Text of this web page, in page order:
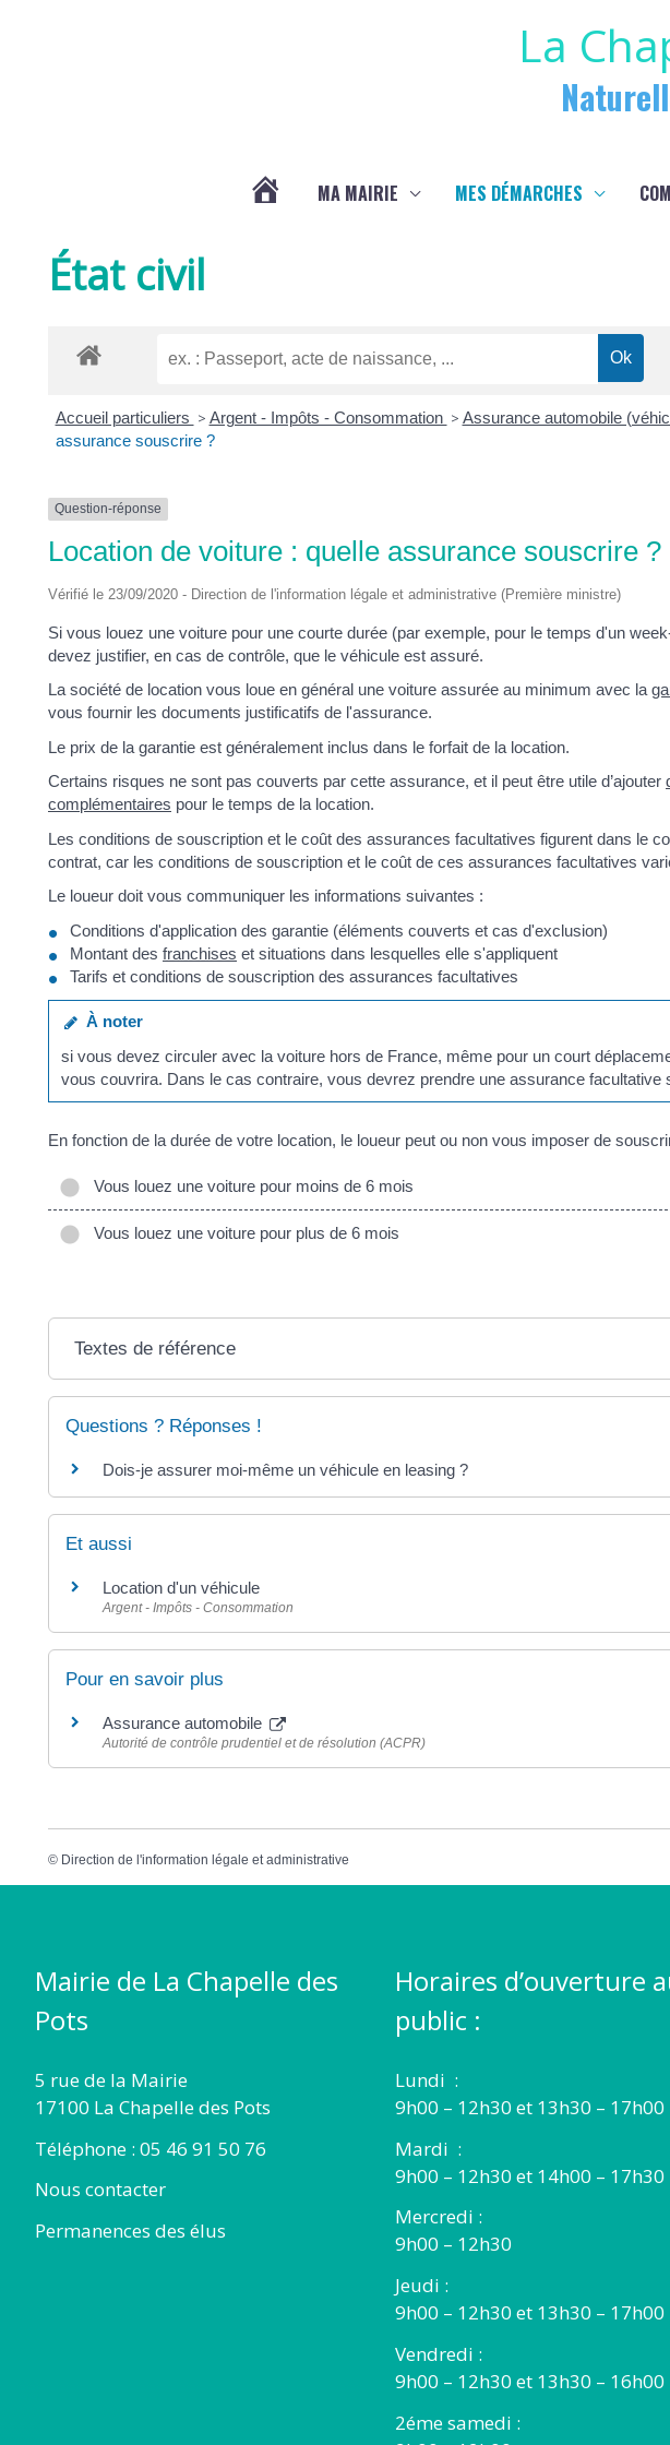
La
LA
MA MAIRIE MES DÉMARCHES
État civil
Accueil particuliers > Argent - Impôts - Consommation > Assurance automobile
assurance souscrire ?
Question-réponse
Location de voiture : quelle assurance souscrire ?
Vérifié le 23/09/2020 - Direction de l'information légale et administrative (Première ministre)
Si vous louez une voiture pour une courte durée (par exemple, pour le temps d'un
devez justifier, en cas de contrôle, que le véhicule est assuré.
La société de location vous loue en général une voiture assurée au minimum avec la
vous fournir les documents justificatifs de l'assurance.
Le prix de la garantie est généralement inclus dans le forfait de la location.
Certains risques ne sont pas couverts par cette assurance, et il peut être utile d’ajouter
complémentaires pour le temps de la location.
Les conditions de souscription et le coût des assurances facultatives figurent dans le
contrat, car les conditions de souscription et le coût de ces assurances facultatives
Le loueur doit vous communiquer les informations suivantes :
Conditions d'application des garantie (éléments couverts et cas d'exclusion)
Montant des franchises et situations dans lesquelles elle s'appliquent
Tarifs et conditions de souscription des assurances facultatives
À noter
si vous devez circuler avec la voiture hors de France, même pour un court
vous couvrira. Dans le cas contraire, vous devrez prendre une assurance facultative
En fonction de la durée de votre location, le loueur peut ou non vous imposer de
Vous louez une voiture pour moins de 6 mois
Vous louez une voiture pour plus de 6 mois
Textes de référence
Questions ? Réponses !
Dois-je assurer moi-même un véhicule en leasing ?
Et aussi
Location d'un véhicule
Argent - Impôts - Consommation
Pour en savoir plus
Assurance automobile
Autorité de contrôle prudentiel et de résolution (ACPR)
© Direction de l'information légale et administrative
Mairie de La Chapelle des
Pots
5 rue de la Mairie
17100 La Chapelle des Pots
Téléphone : 05 46 91 50 76
Nous contacter
Permanences des élus
Horaires d’ouverture
public :
Lundi :
9h00 – 12h30 et 13h30 – 17h00
Mardi :
9h00 – 12h30 et 14h00 – 17h30
Mercredi :
9h00 – 12h30
Jeudi :
9h00 – 12h30 et 13h30 – 17h00
Vendredi :
9h00 – 12h30 et 13h30 – 16h00
2éme samedi :